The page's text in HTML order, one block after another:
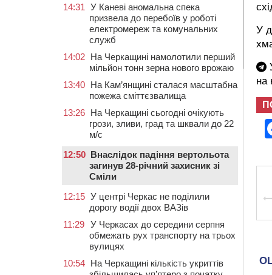
У
на
14:31 У Каневі аномальна спека
призвела до перебоїв у роботі
електромереж та комунальних
служб
14:02 На Черкащині намолотили перший
мільйон тонн зерна нового врожаю
13:40 На Кам’янщині сталася масштабна
пожежа сміттєзвалища
13:26 На Черкащині сьогодні очікують
грози, зливи, град та шквали до 22
м/с
12:50 Внаслідок падіння вертольота
загинув 28-річний захисник зі
Сміли
12:15 У центрі Черкас не поділили
дорогу водії двох ВАЗів
11:29 У Черкасах до середини серпня
обмежать рух транспорту на трьох
вулицях
10:54 На Черкащині кількість укриттів